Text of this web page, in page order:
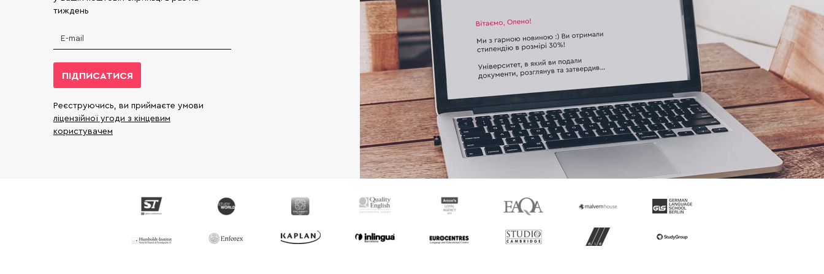
тиждень
ПІДПИСАТИСЯ
Реєструючись, ви приймаєте умови
ліцензійної угоди з кінцевим
користувачем